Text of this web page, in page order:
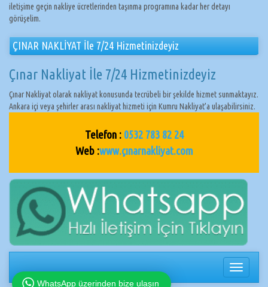
iletişime geçin nakliye ücretlerinden taşınma programına kadar her detayı
görüşelim.
ÇINAR NAKLİYAT İle 7/24 Hizmetinizdeyiz
Çınar Nakliyat İle 7/24 Hizmetinizdeyiz
Çınar Nakliyat olarak nakliyat konusunda tecrübeli bir şekilde hizmet sunmaktayız.
Ankara içi veya şehirler arası nakliyat hizmeti için Kumru Nakliyat’a ulaşabilirsiniz.
Telefon : 0532 783 82 24
Web :www.çınarnakliyat.com
değiştir
WhatsApp üzerinden bize ulaşın